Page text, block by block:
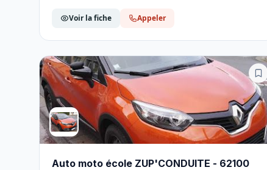
Voir la fiche Appeler
Auto moto école ZUP'CONDUITE - 62100